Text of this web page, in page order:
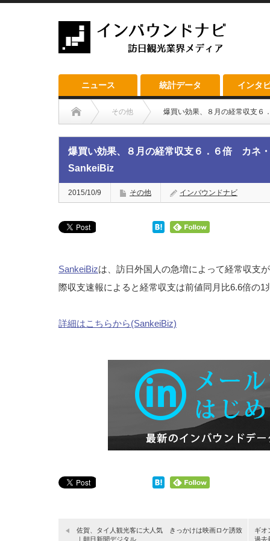
ニュース 統計データ インタ
その他 爆買い効果、８月の経常収支
爆買い効果、８月の経常収支６．６倍 カネ・
SankeiBiz
2015/10/9 その他 インバウンドナビ
SankeiBizは、訪日外国人の急増によって経常収支
際収支速報によると経常収支は前値同月比6.6倍の1
詳細はこちらから(SankeiBiz)
佐賀、タイ人観光客に大人気 きっかけは映画ロケ誘致
｜朝日新聞デジタル
ギオ
過去